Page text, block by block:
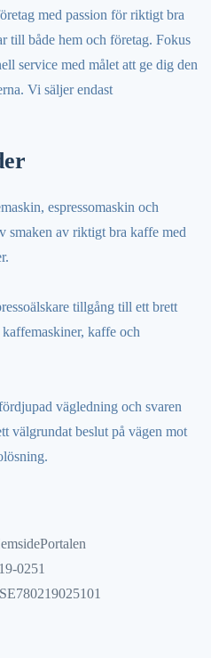
med passion för riktigt bra
till både hem och företag. Fokus
service med målet att ge dig den
Vi säljer endast
espressomaskin och
smaken av riktigt bra kaffe med
tillgång till ett brett
kaffe och
vägledning och svaren
välgrundat beslut på vägen mot
0251
SE780219025101